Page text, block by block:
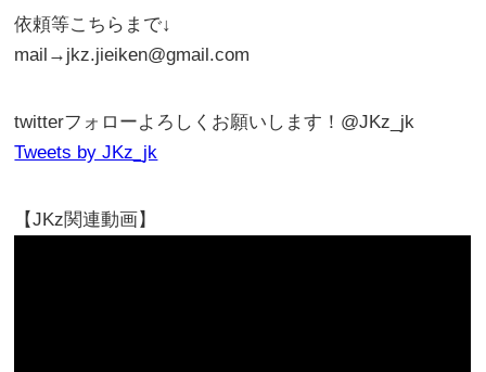
依頼等こちらまで↓
mail→jkz.jieiken@gmail.com
twitterフォローよろしくお願いします！@JKz_jk
Tweets by JKz_jk
【JKz関連動画】